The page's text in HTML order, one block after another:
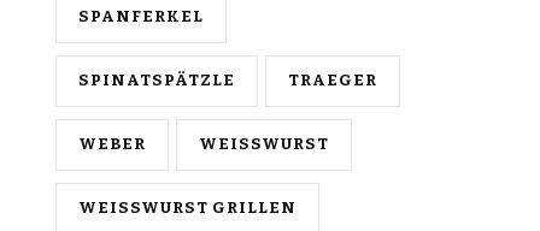
SPANFERKEL
SPINATSPÄTZLE TRAEGER
WEBER WEISSWURST
WEISSWURST GRILLEN